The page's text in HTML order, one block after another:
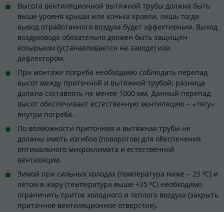
Высота вентиляционной вытяжной трубы должна быть
выше уровня крыши или конька кровли, лишь тогда
вывод отработанного воздуха будет эффективным. Выход
воздуховода обязательно должен быть защищен
козырьком (устанавливается на заводе) или
дефлектором.
При монтаже погреба необходимо соблюдать перепад
высот между приточной и вытяжной трубой: разница
должна составлять не менее 1000 мм. Данный перепад
высот обеспечивает естественную вентиляцию – «тягу»
внутри погреба.
По возможности приточная и вытяжная трубы не
должны иметь изгибов (поворотов) для обеспечения
оптимального микроклимата и естественной
вентиляции.
Зимой при сильных холодах (температура ниже – 25 ºC) и
летом в жару (температура выше +25 ºC) необходимо
ограничить приток холодного и теплого воздуха (закрыть
приточное вентиляционное отверстие).